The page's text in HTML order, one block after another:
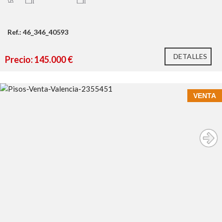
Ref.: 46_346_40593
Precio: 145.000 € DETALLES
VENTA